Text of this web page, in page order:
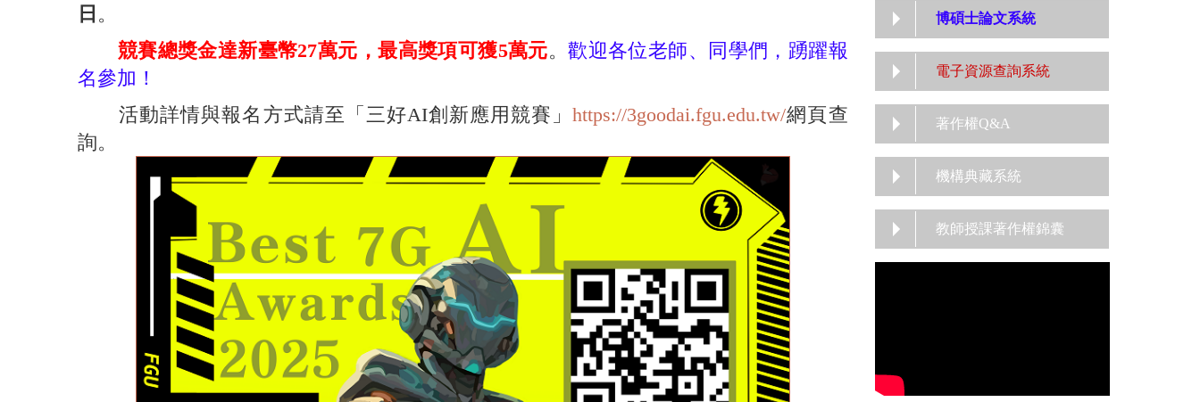
日 。
競賽總獎金達新臺幣27萬元，最高獎項可獲5萬元。歡迎各位老師、同學們，踴躍報
名參加！
活動詳情與報名方式請至「三好AI創新應用競賽」https://3goodai.fgu.edu.tw/網頁查
詢。
博碩士論文系統
電子資源查詢系統
著作權Q&A
機構典藏系統
教師授課著作權錦囊